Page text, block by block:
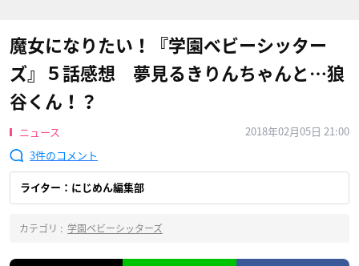
魔女になりたい！『学園ベビーシッター
ズ』５話感想 夢見るきりんちゃんと…狼
谷くん！？
ニュース
2018年02月05日 21:00
3
ライター：にじめん編集部
カテゴリ : 学園ベビーシッターズ